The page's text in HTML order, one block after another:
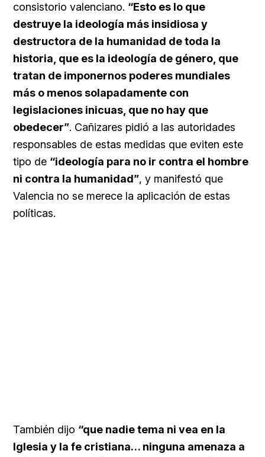
consistorio valenciano. “Esto es lo que
destruye la ideología más insidiosa y
destructora de la humanidad de toda la
historia, que es la ideología de género, que
tratan de imponernos poderes mundiales
más o menos solapadamente con
legislaciones inicuas, que no hay que
obedecer”. Cañizares pidió a las autoridades
responsables de estas medidas que eviten este
tipo de “ideología para no ir contra el hombre
ni contra la humanidad”, y manifestó que
Valencia no se merece la aplicación de estas
políticas.
También dijo “que nadie tema ni vea en la
Iglesia y la fe cristiana… ninguna amenaza a